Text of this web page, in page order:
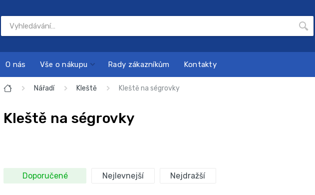
O nás Vše o nákupu Rady zákazníkům Kontakty
Nářadí Kleště Kleště na ségrovky
Kleště na ségrovky
Doporučené Nejlevnejší Nejdražší